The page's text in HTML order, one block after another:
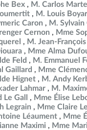
Bex
M. Carlos
M. Louis
Caron
M.
Cernon
Mme
M. Jean-
Mme Alma
Feld
M. Emmanuel
Gaillard
Mme
Hignet
M. Andy
Lahmar
M.
Gall
Mme Élise
Legrain
Mme Claire
Léaument
Mme
Maximi
Mme